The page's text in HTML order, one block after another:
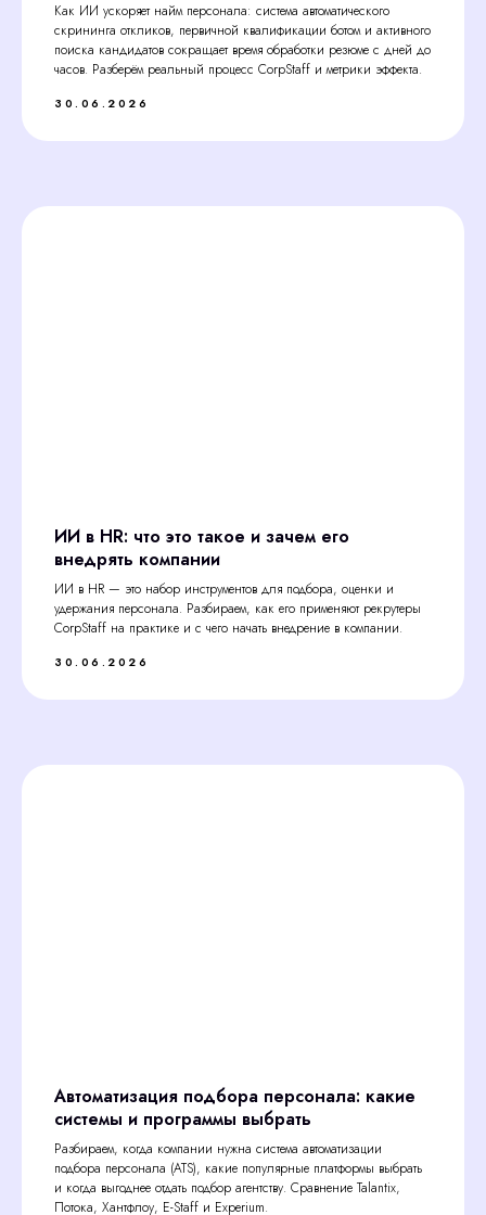
Как ИИ ускоряет найм персонала: система автоматического
скрининга откликов, первичной квалификации ботом и активного
поиска кандидатов сокращает время обработки резюме с дней до
часов. Разберём реальный процесс CorpStaff и метрики эффекта.
30.06.2026
ИИ в HR: что это такое и зачем его
внедрять компании
ИИ в HR — это набор инструментов для подбора, оценки и
удержания персонала. Разбираем, как его применяют рекрутеры
CorpStaff на практике и с чего начать внедрение в компании.
30.06.2026
Автоматизация подбора персонала: какие
системы и программы выбрать
Разбираем, когда компании нужна система автоматизации
подбора персонала (ATS), какие популярные платформы выбрать
и когда выгоднее отдать подбор агентству. Сравнение Talantix,
Потока, Хантфлоу, E-Staff и Experium.